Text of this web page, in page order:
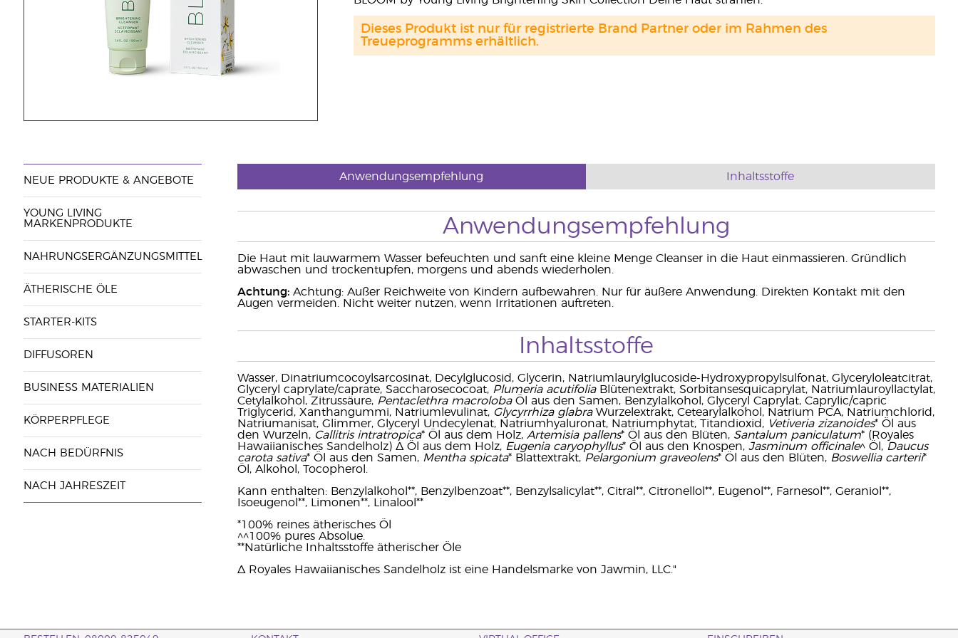
Dieses Produkt ist nur für registrierte Brand Partner oder im Rahmen des
Treueprogramms erhältlich.
NEUE PRODUKTE & ANGEBOTE
YOUNG LIVING
MARKENPRODUKTE
NAHRUNGSERGÄNZUNGSMITTEL
ÄTHERISCHE ÖLE
STARTER-KITS
DIFFUSOREN
BUSINESS MATERIALIEN
KÖRPERPFLEGE
NACH BEDÜRFNIS
NACH JAHRESZEIT
Anwendungsempfehlung Inhaltsstoffe
Anwendungsempfehlung
Die Haut mit lauwarmem Wasser befeuchten und sanft eine kleine Menge Cleanser in die Haut einmassieren. Gründlich
abwaschen und trockentupfen, morgens und abends wiederholen.
Achtung: Achtung: Außer Reichweite von Kindern aufbewahren. Nur für äußere Anwendung. Direkten Kontakt mit den
Augen vermeiden. Nicht weiter nutzen, wenn Irritationen auftreten.
Inhaltsstoffe
Wasser, Dinatriumcocoylsarcosinat, Decylglucosid, Glycerin, Natriumlaurylglucoside-Hydroxypropylsulfonat, Glyceryloleatcitrat,
Glyceryl caprylate/caprate, Saccharosecocoat, Plumeria acutifoliaBlütenextrakt, Sorbitansesquicaprylat, Natriumlauroyllactylat,
Cetylalkohol, Zitrussäure, Pentaclethra macrolobaÖl aus den Samen, Benzylalkohol, Glyceryl Caprylat, Caprylic/capric
Triglycerid, Xanthangummi, Natriumlevulinat, Glycyrrhiza glabraWurzelextrakt, Cetearylalkohol, Natrium PCA, Natriumchlorid,
Natriumanisat, Glimmer, Glyceryl Undecylenat, Natriumhyaluronat, Natriumphytat, Titandioxid, Vetiveria zizanoides* Öl aus
den Wurzeln, Callitris intratropica* Öl aus dem Holz, Artemisia pallens* Öl aus den Blüten, Santalum paniculatum* (Royales
Hawaiianisches Sandelholz) Δ Öl aus dem Holz, Eugenia caryophyllus* Öl aus den Knospen, Jasminum officinale^ Öl, Daucus
carota sativa* Öl aus den Samen, Mentha spicata* Blattextrakt, Pelargonium graveolens* Öl aus den Blüten, Boswellia carterii*
Öl, Alkohol, Tocopherol.
Kann enthalten: Benzylalkohol**, Benzylbenzoat**, Benzylsalicylat**, Citral**, Citronellol**, Eugenol**, Farnesol**, Geraniol**,
Isoeugenol**, Limonen**, Linalool**
*100% reines ätherisches Öl
^^100% pures Absolue.
**Natürliche Inhaltsstoffe ätherischer Öle
Δ Royales Hawaiianisches Sandelholz ist eine Handelsmarke von Jawmin, LLC."